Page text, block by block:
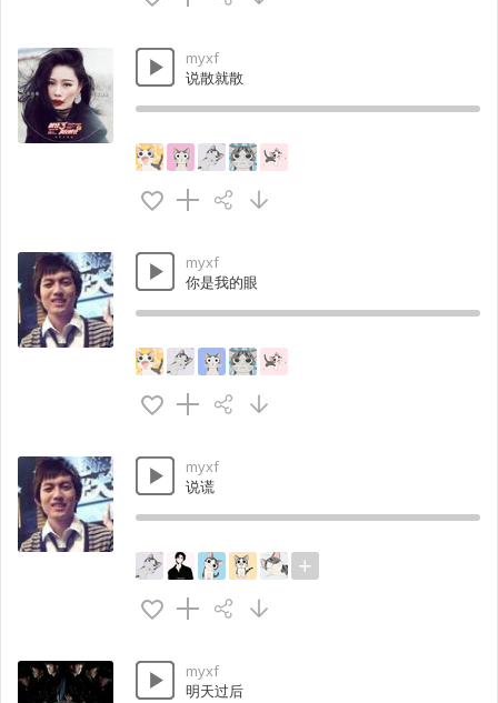
myxf
说散就散
myxf
你是我的眼
myxf
说谎
myxf
明天过后